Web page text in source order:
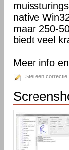
native
maar 250-
biedt veel
Meer info
Stel een correctie